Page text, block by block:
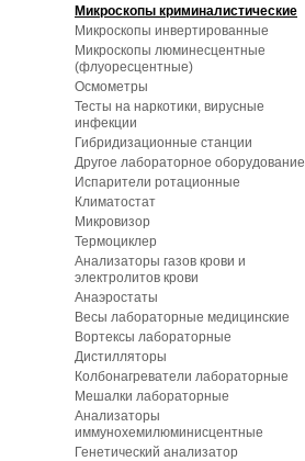
Микроскопы криминалистические
Микроскопы инвертированные
Микроскопы люминесцентные
(флуоресцентные)
Осмометры
Тесты на наркотики, вирусные
инфекции
Гибридизационные станции
Другое лабораторное оборудование
Испарители ротационные
Климатостат
Микровизор
Термоциклер
Анализаторы газов крови и
электролитов крови
Анаэростаты
Весы лабораторные медицинские
Вортексы лабораторные
Дистилляторы
Колбонагреватели лабораторные
Мешалки лабораторные
Анализаторы
иммунохемилюминисцентные
Генетический анализатор